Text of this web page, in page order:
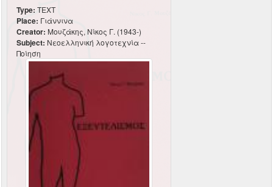
Type: TEXT
Place: Γιάννινα
Creator: Μουζάκης, Νίκος Γ. (1943-)
Subject: Νεοελληνική λογοτεχνία --
Ποίηση